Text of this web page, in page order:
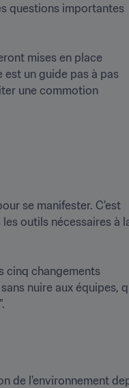
questions importantes
mises en place
un guide pas à pas
une commotion
se manifester. C'est
outils nécessaires à
cinq changements
nuire aux équipes,
de l'environnement